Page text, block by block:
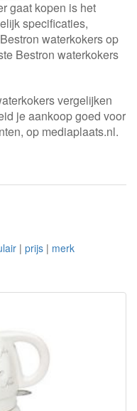
gaat kopen is het
specificaties,
waterkokers op
Bestron waterkokers
vergelijken
je aankoop goed voor
op mediaplaats.nl.
| prijs | merk